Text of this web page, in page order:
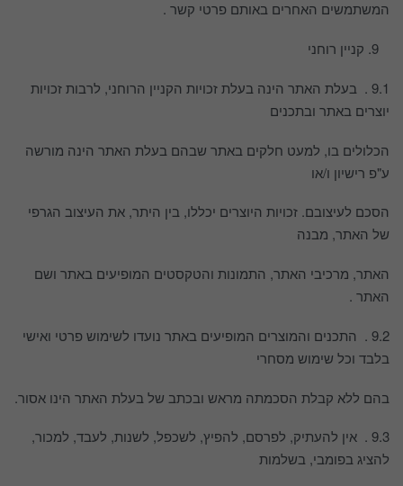
המשתמשים האחרים באותם פרטי קשר .
קניין רוחני
9.1 . בעלת האתר הינה בעלת זכויות הקניין הרוחני, לרבות זכויות
יוצרים באתר ובתכנים
הכלולים בו, למעט חלקים באתר שבהם בעלת האתר הינה מורשה
ע"פ רישיון ו/או
הסכם לעיצובם. זכויות היוצרים יכללו, בין היתר, את העיצוב הגרפי
של האתר, מבנה
האתר, מרכיבי האתר, התמונות והטקסטים המופיעים באתר ושם
האתר .
9.2 . התכנים והמוצרים המופיעים באתר נועדו לשימוש פרטי ואישי
בלבד וכל שימוש מסחרי
בהם ללא קבלת הסכמתה מראש ובכתב של בעלת האתר הינו אסור.
9.3 . אין להעתיק, לפרסם, להפיץ, לשכפל, לשנות, לעבד, למכור,
להציג בפומבי, בשלמות